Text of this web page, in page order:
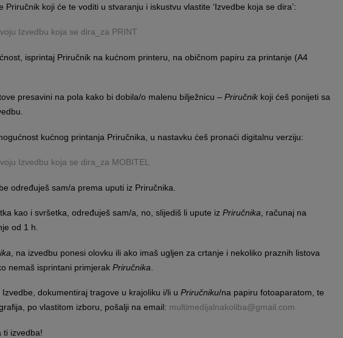
Priručnik koji će te voditi u stvaranju i iskustvu vlastite ‘Izvedbe koja se dira’:
Izvedbu koja se dira_za PRINT
isprintaj Priručnik na kućnom printeru, na običnom papiru za printanje (A4
presavini na pola kako bi dobila/o malenu bilježnicu – Priručnik koji ćeš ponijeti sa
kućnog printanja Priručnika, u nastavku ćeš pronaći digitalnu verziju:
Izvedbu koja se dira_za MOBITEL
određuješ sam/a prema uputi iz Priručnika.
kao i svršetka, određuješ sam/a, no, slijediš li upute iz Priručnika , računaj na
od 1 h.
, na izvedbu ponesi olovku ili ako imaš ugljen za crtanje i nekoliko praznih listova
nemaš isprintani primjerak Priručnika
Izvedbe, dokumentiraj tragove u krajoliku i/li u Priručniku/na papiru fotoaparatom, te
po vlastitom izboru, pošalji na email: multimedijalnakoliba@gmail.com
ti izvedba!